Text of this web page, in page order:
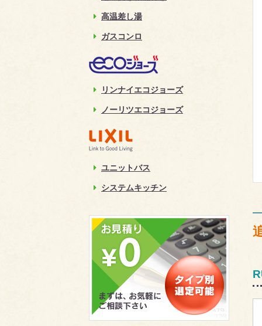
高温差し湯
ガスコンロ
リンナイエコジョーズ
ノーリツエコジョーズ
ユニットバス
システムキッチン